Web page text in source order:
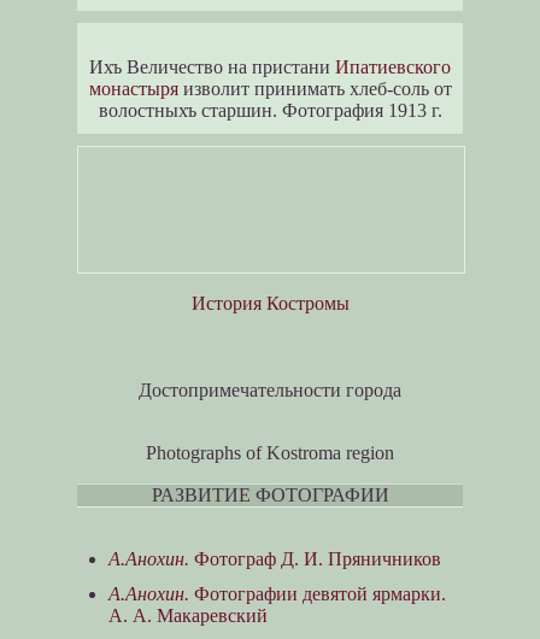
Ихъ Величество на пристани Ипатиевского
монастыряизволит принимать хлеб-соль от
волостныхъ старшин. Фотография 1913 г.
История Костромы
Достопримечательности города
Photographs of Kostroma region
РАЗВИТИЕ ФОТОГРАФИИ
А.Анохин. Фотограф Д. И. Пряничников
А.Анохин. Фотографии девятой ярмарки.
А. А. Макаревский